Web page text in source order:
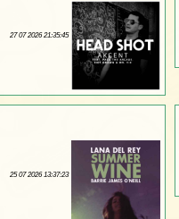
27 07 2026 21:35:45
25 07 2026 13:37:23